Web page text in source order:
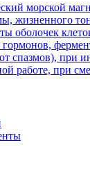
морской
жизненного
оболочек
гормонов,
спазмов), при
работе, при